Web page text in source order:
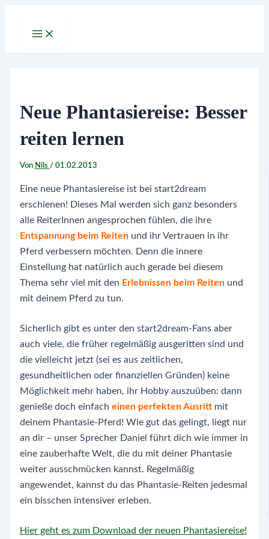
Main
Neue Phantasiereise: Besser
reiten lernen
Von Nils / 01.02.2013
Eine neue Phantasiereise ist bei start2dream
erschienen! Dieses Mal werden sich ganz besonders
alle ReiterInnen angesprochen fühlen, die ihre
Entspannung beim Reitenund ihr Vertrauen in ihr
Pferd verbessern möchten. Denn die innere
Einstellung hat natürlich auch gerade bei diesem
Thema sehr viel mit den Erlebnissen beim Reitenund
mit deinem Pferd zu tun.
Sicherlich gibt es unter den start2dream-Fans aber
auch viele, die früher regelmäßig ausgeritten sind und
die vielleicht jetzt (sei es aus zeitlichen,
gesundheitlichen oder finanziellen Gründen) keine
Möglichkeit mehr haben, ihr Hobby auszuüben: dann
genieße doch einfach einen perfekten Ausrittmit
deinem Phantasie-Pferd! Wie gut das gelingt, liegt nur
an dir – unser Sprecher Daniel führt dich wie immer in
eine zauberhafte Welt, die du mit deiner Phantasie
weiter ausschmücken kannst. Regelmäßig
angewendet, kannst du das Phantasie-Reiten jedesmal
ein bisschen intensiver erleben.
Hier geht es zum Download der neuen Phantasiereise!